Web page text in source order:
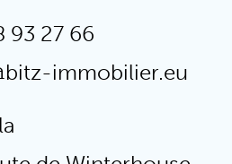
93 27 66
immobilier.eu